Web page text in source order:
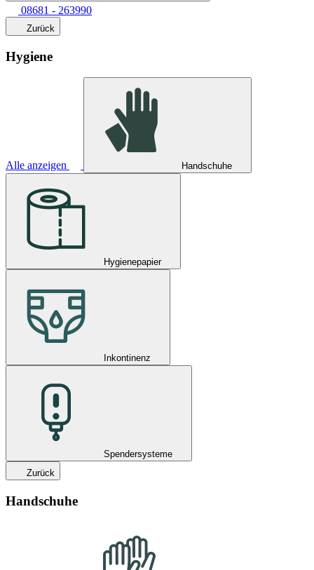
08681 - 263990
Zurück
Hygiene
Alle anzeigen Handschuhe
Hygienepapier
Inkontinenz
Spendersysteme
Zurück
Handschuhe